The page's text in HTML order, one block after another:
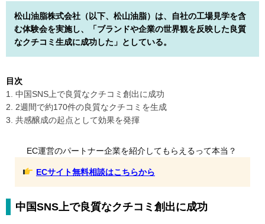
松山油脂株式会社（以下、松山油脂）は、自社の工場見学を含
む体験会を実施し、「ブランドや企業の世界観を反映した良質
なクチコミ生成に成功した」としている。
目次
1. 中国SNS上で良質なクチコミ創出に成功
2. 2週間で約170件の良質なクチコミを生成
3. 共感醸成の起点として効果を発揮
EC運営のパートナー企業を紹介してもらえるって本当？
ECサイト無料相談はこちらから
中国SNS上で良質なクチコミ創出に成功